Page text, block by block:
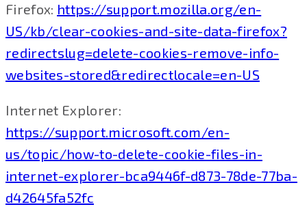
Firefox: https://support.mozilla.org/en-
US/kb/clear-cookies-and-site-data-firefox?
redirectslug=delete-cookies-remove-info-
websites-stored&redirectlocale=en-US
Internet Explorer:
https://support.microsoft.com/en-
us/topic/how-to-delete-cookie-files-in-
internet-explorer-bca9446f-d873-78de-77ba-
d42645fa52fc